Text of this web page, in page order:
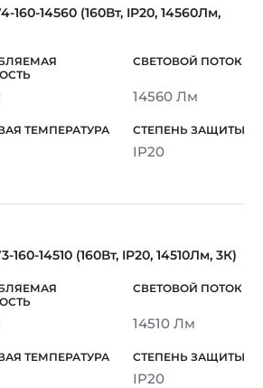
160-14560 (160Вт, IP20, 14560Лм,
14560 Лм
IP20
160-14510 (160Вт, IP20, 14510Лм, 3К)
14510 Лм
IP20